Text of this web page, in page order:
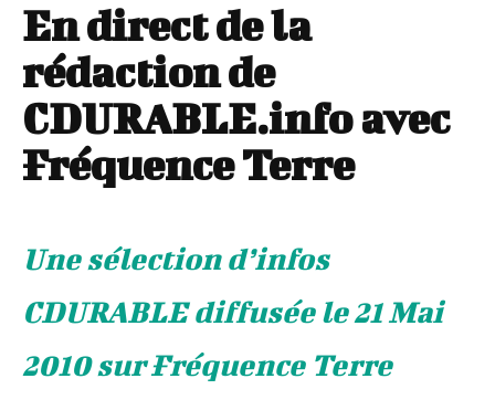
En direct de la
rédaction de
CDURABLE.info avec
Fréquence Terre
Une sélection d’infos
CDURABLE diffusée le 21 Mai
2010 sur Fréquence Terre